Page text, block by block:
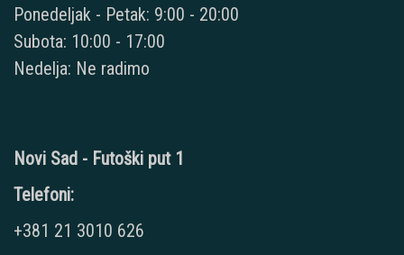
Ponedeljak - Petak: 9:00 - 20:00
Subota: 10:00 - 17:00
Nedelja: Ne radimo
Novi Sad - Futoški put 1
Telefoni:
+381 21 3010 626